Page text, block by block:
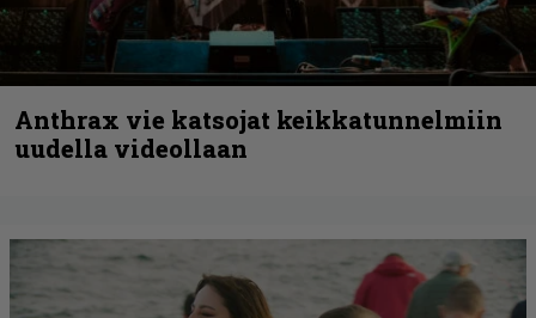
Anthrax vie katsojat keikkatunnelmiin
uudella videollaan